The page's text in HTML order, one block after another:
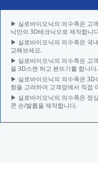
▶ 실로바이오닉의 의수족은 고
닉만의 3D테크닉으로 제작합니
▶ 실로바이오닉의 의수족은 국
교해보세요.
▶ 실로바이오닉의 의수족은 고
을 3D스캔 하고 본뜨기를 합니다.
▶ 실로바이오닉의 의수족은 3D
항을 고려하여 고객앞에서 직접
▶ 실로바이오닉의 의수족은 정
콘 손/발톱을 제작합니다.